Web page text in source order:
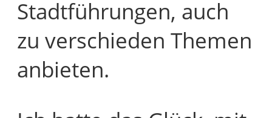
Stadtführungen, auch
zu verschieden Themen
anbieten.